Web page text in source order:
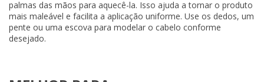
palmas das mãos para aquecê-la. Isso ajuda a tornar o produto
mais maleável e facilita a aplicação uniforme. Use os dedos, um
pente ou uma escova para modelar o cabelo conforme
desejado.